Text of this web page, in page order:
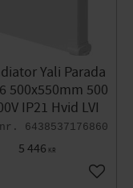
Yali Parada
500x550mm 500
IP21 Hvid LVI
6438537176860
5 446 KR
Gem